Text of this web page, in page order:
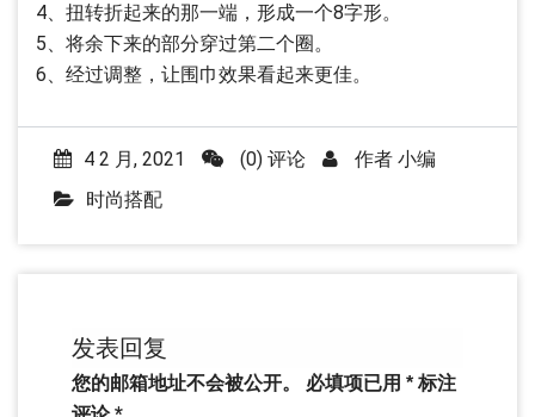
4、扭转折起来的那一端，形成一个8字形。
5、将余下来的部分穿过第二个圈。
6、经过调整，让围巾效果看起来更佳。
4 2 月, 2021 (0) 评论 作者 小编
时尚搭配
发表回复
您的邮箱地址不会被公开。 必填项已用 * 标注